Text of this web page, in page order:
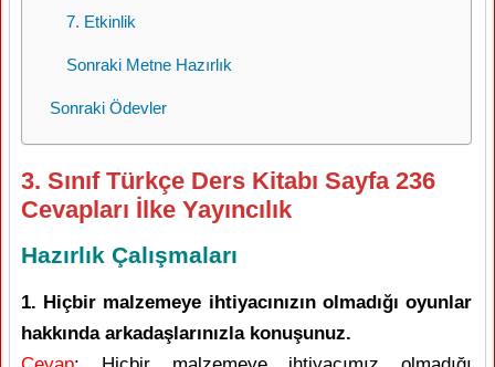
7. Etkinlik
Sonraki Metne Hazırlık
Sonraki Ödevler
3. Sınıf Türkçe Ders Kitabı Sayfa 236
Cevapları İlke Yayıncılık
Hazırlık Çalışmaları
1. Hiçbir malzemeye ihtiyacınızın olmadığı oyunlar
hakkında arkadaşlarınızla konuşunuz.